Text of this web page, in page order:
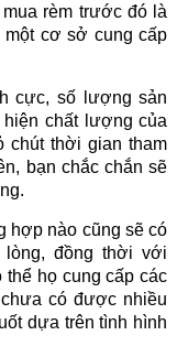
rèm trước đó là
một cơ sở cung cấp
cực, số lượng sản
chất lượng của
chút thời gian tham
bạn chắc chắn sẽ
hợp nào cũng sẽ có
đồng thời với
họ cung cấp các
có được nhiều
dựa trên tình hình